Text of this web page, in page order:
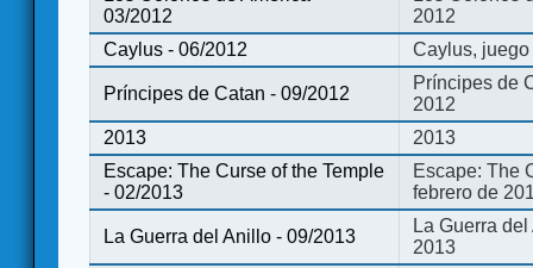
03/2012
2012
Caylus - 06/2012
Caylus,
Príncipes de Catan - 09/2012
Príncipes de
2012
2013
2013
Escape: The Curse of the Temple
- 02/2013
Escape: The
febrero de
La Guerra del Anillo - 09/2013
La Guerra
2013